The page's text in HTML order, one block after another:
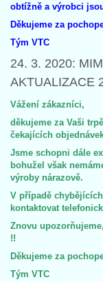
obtížně a výrobci
Děkujeme za
Tým VTC
24. 3. 2020:
AKTUALIZACE
Vážení zákazníci,
děkujeme za Vaši
čekajících
Jsme schopni dále
bohužel však
výroby nárazově.
V případě
kontaktovat
Znovu
!!
Děkujeme za
Tým VTC